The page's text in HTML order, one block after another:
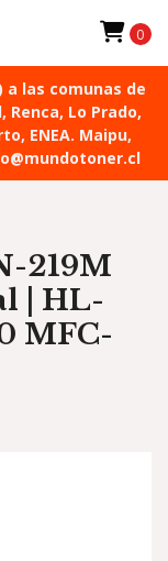
a las comunas de
Renca, Lo Prado,
ENEA. Maipu,
0
219M
| HL-
MFC-